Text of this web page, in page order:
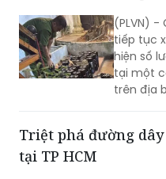
(PLVN) -
tiếp tục
hiện số
tại một
trên địa
Triệt phá đường
tại TP HCM